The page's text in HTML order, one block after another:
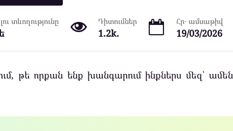
տևողությունը Դիտումներ
1.2k.
Հր․ ամսաթիվ
19/03/2026
թե որքան ենք խանգարում ինքներս մեզ՝ ամեն